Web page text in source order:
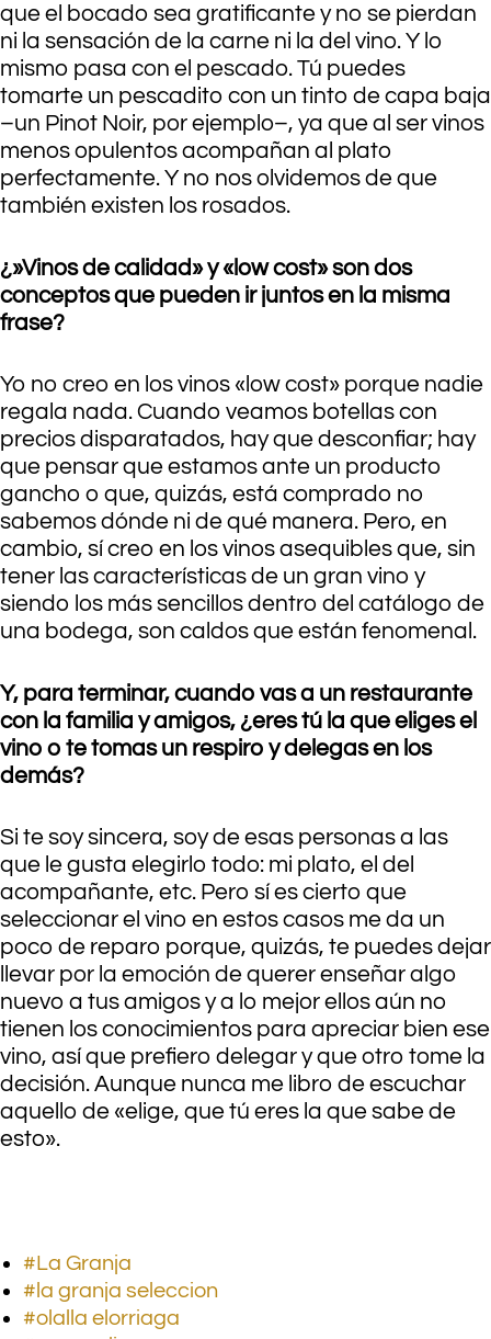
que el bocado sea gratificante y no se pierdan
ni la sensación de la carne ni la del vino. Y lo
mismo pasa con el pescado. Tú puedes
tomarte un pescadito con un tinto de capa baja
–un Pinot Noir, por ejemplo–, ya que al ser vinos
menos opulentos acompañan al plato
perfectamente. Y no nos olvidemos de que
también existen los rosados.
¿»Vinos de calidad» y «low cost» son dos
conceptos que pueden ir juntos en la misma
frase?
Yo no creo en los vinos «low cost» porque nadie
regala nada. Cuando veamos botellas con
precios disparatados, hay que desconfiar; hay
que pensar que estamos ante un producto
gancho o que, quizás, está comprado no
sabemos dónde ni de qué manera. Pero, en
cambio, sí creo en los vinos asequibles que, sin
tener las características de un gran vino y
siendo los más sencillos dentro del catálogo de
una bodega, son caldos que están fenomenal.
Y, para terminar, cuando vas a un restaurante
con la familia y amigos, ¿eres tú la que eliges el
vino o te tomas un respiro y delegas en los
demás?
Si te soy sincera, soy de esas personas a las
que le gusta elegirlo todo: mi plato, el del
acompañante, etc. Pero sí es cierto que
seleccionar el vino en estos casos me da un
poco de reparo porque, quizás, te puedes dejar
llevar por la emoción de querer enseñar algo
nuevo a tus amigos y a lo mejor ellos aún no
tienen los conocimientos para apreciar bien ese
vino, así que prefiero delegar y que otro tome la
decisión. Aunque nunca me libro de escuchar
aquello de «elige, que tú eres la que sabe de
esto».
#La Granja
#la granja seleccion
#olalla elorriaga